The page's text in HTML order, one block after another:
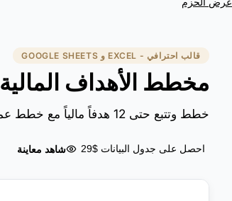
قالب احترافي - EXCEL و GOOGLE SHEETS
مخطط الأهداف المالية Ultimate
خطط وتتبع حتى 12 هدفاً مالياً مع خطط عمل وتسجيل تقدم شهري ومصفوفة أولويات ونتائج سنوية مقارنة.
احصل على جدول البيانات $29 شاهد معاينة